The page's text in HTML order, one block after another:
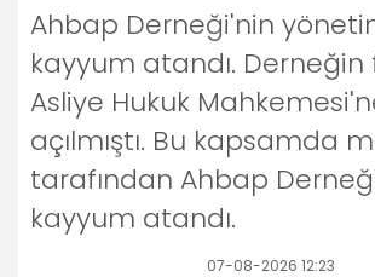
Ahbap Derneği'nin
kayyum atandı. Derneğin
Asliye Hukuk
açılmıştı. Bu kapsamda
tarafından Ahbap
kayyum atandı.
07-08-2026 12:23